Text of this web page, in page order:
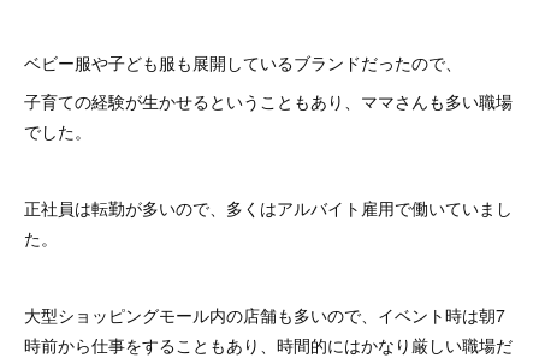
ベビー服や子ども服も展開しているブランドだったので、
子育ての経験が生かせるということもあり、ママさんも多い職場
でした。
正社員は転勤が多いので、多くはアルバイト雇用で働いていまし
た。
大型ショッピングモール内の店舗も多いので、イベント時は朝7
時前から仕事をすることもあり、時間的にはかなり厳しい職場だ